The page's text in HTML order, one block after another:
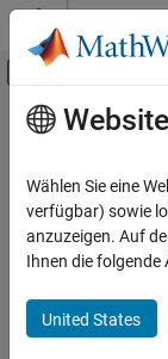
Weiter zum Inhalt
Startseite der
Hauptinhalt
Wählen Sie eine
verfügbar) sowie
anzuzeigen. Auf
Ihnen die folgende
United States